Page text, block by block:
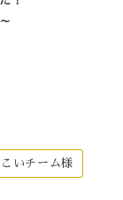
いチーム様